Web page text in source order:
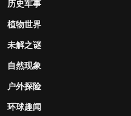
历史军事
植物世界
未解之谜
自然现象
户外探险
环球趣闻